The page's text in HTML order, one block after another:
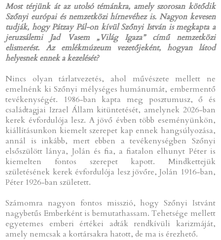
Most térjünk át az utolsó témánkra, amely szorosan kötődik
Szőnyi európai és nemzetközi hírnevéhez is. Nagyon kevesen
tudják, hogy Pátzay Pál-on kívül Szőnyi István is megkapta a
jeruzsálemi Jad Vasem „Világ Igaza” című nemzetközi
elismerést. Az emlékmúzeum vezetőjeként, hogyan látod
helyesnek ennek a kezelését?
Nincs olyan tárlatvezetés, ahol művészete mellett ne
emelnénk ki Szőnyi mélységes humánumát, embermentő
tevékenységét. 1986-ban kapta meg posztumusz, ő és
családtagjai Izrael Állam kitüntetését, amelynek 2026-ban
kerek évfordulója lesz. A jövő évben több eseményünkön,
kiállításunkon kiemelt szerepet kap ennek hangsúlyozása,
annál is inkább, mert ebben a tevékenységben Szőnyi
elsőszülött lánya, Jolán és fia, a fiatalon elhunyt Péter is
kiemelten fontos szerepet kapott. Mindkettejük
születésének kerek évfordulója lesz jövőre, Jolán 1916-ban,
Péter 1926-ban született.
Számomra nagyon fontos misszió, hogy Szőnyi Istvánt
nagybetűs Emberként is bemutathassam. Tehetsége mellett
egyetemes emberi értékei adták rendkívüli karizmáját,
amely nemcsak a kortársakra hatott, de ma is érezhető.